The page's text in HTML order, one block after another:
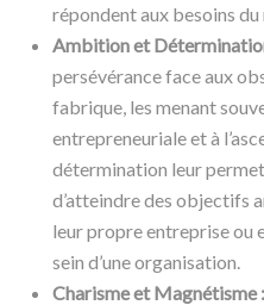
répondent aux besoins du
Ambition et
persévérance face aux
fabrique, les menant
entrepreneuriale et à
détermination leur
d’atteindre des objectifs
leur propre entreprise ou
sein d’une organisation.
Charisme et Magnétisme :